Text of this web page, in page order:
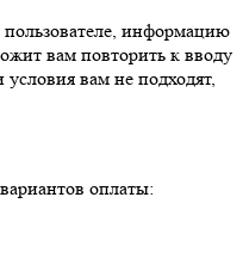
информацию
вам повторить к вводу
вам не подходят,
оплаты: